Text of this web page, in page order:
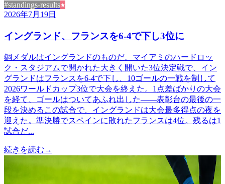
#standings-results
2026年7月19日
イングランド、フランスを6-4で下し3位に
銅メダルはイングランドのものだ。マイアミのハードロッ
ク・スタジアムで開かれた大きく開いた3位決定戦で、イン
グランドはフランスを6-4で下し、10ゴールの一戦を制して
2026ワールドカップ3位で大会を終えた。1点差ばかりの大会
を経て、ゴールはついてあふれ出した——表彰台の最後の一
段を決めるこの試合で、イングランドは大会最多得点の夜を
迎えた。準決勝でスペインに敗れたフランスは4位。残るは1
試合だ...
続きを読む →